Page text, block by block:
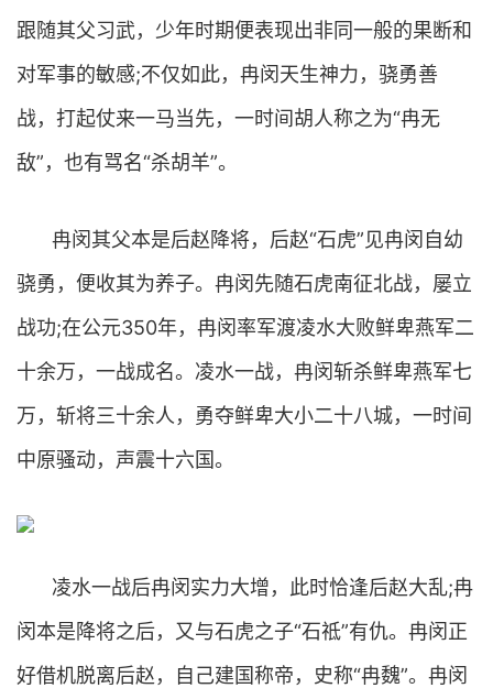
跟随其父习武，少年时期便表现出非同一般的果断和
对军事的敏感;不仅如此，冉闵天生神力，骁勇善
战，打起仗来一马当先，一时间胡人称之为“冉无
敌”，也有骂名“杀胡羊”。
冉闵其父本是后赵降将，后赵“石虎”见冉闵自幼
骁勇，便收其为养子。冉闵先随石虎南征北战，屡立
战功;在公元350年，冉闵率军渡凌水大败鲜卑燕军二
十余万，一战成名。凌水一战，冉闵斩杀鲜卑燕军七
万，斩将三十余人，勇夺鲜卑大小二十八城，一时间
中原骚动，声震十六国。
凌水一战后冉闵实力大增，此时恰逢后赵大乱;冉
闵本是降将之后，又与石虎之子“石祗”有仇。冉闵正
好借机脱离后赵，自己建国称帝，史称“冉魏”。冉闵